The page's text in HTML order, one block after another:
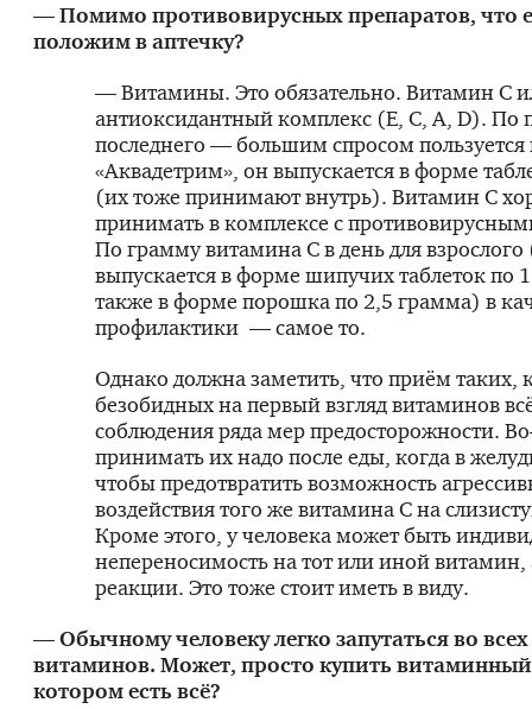
— Помимо противовирусных препаратов, что
положим в аптечку?
— Витамины. Это обязательно. Витамин С
антиоксидантный комплекс (Е, С, А, D). По
последнего — большим спросом пользуется
«Аквадетрим», он выпускается в форме
(их тоже принимают внутрь). Витамин С
принимать в комплексе с
По грамму витамина С в день для взрослого
выпускается в форме шипучих таблеток по
также в форме порошка по 2,5 грамма) в
профилактики — самое то.
Однако должна заметить, что приём таких,
безобидных на первый взгляд витаминов
соблюдения ряда мер предосторожности.
принимать их надо после еды, когда в
чтобы предотвратить возможность
воздействия того же витамина С на
Кроме этого, у человека может быть
непереносимость на тот или иной витамин,
реакции. Это тоже стоит иметь в виду.
— Обычному человеку легко запутаться во
витаминов. Может, просто купить
котором есть всё?